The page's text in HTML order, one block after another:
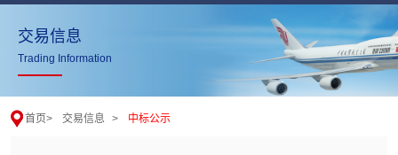
交易信息
Trading Information
首页> 交易信息 > 中标公示